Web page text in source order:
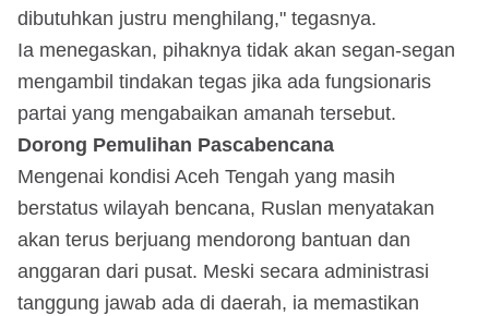
dibutuhkan justru menghilang," tegasnya.
Ia menegaskan, pihaknya tidak akan segan-segan
mengambil tindakan tegas jika ada fungsionaris
partai yang mengabaikan amanah tersebut.
Dorong Pemulihan Pascabencana
Mengenai kondisi Aceh Tengah yang masih
berstatus wilayah bencana, Ruslan menyatakan
akan terus berjuang mendorong bantuan dan
anggaran dari pusat. Meski secara administrasi
tanggung jawab ada di daerah, ia memastikan